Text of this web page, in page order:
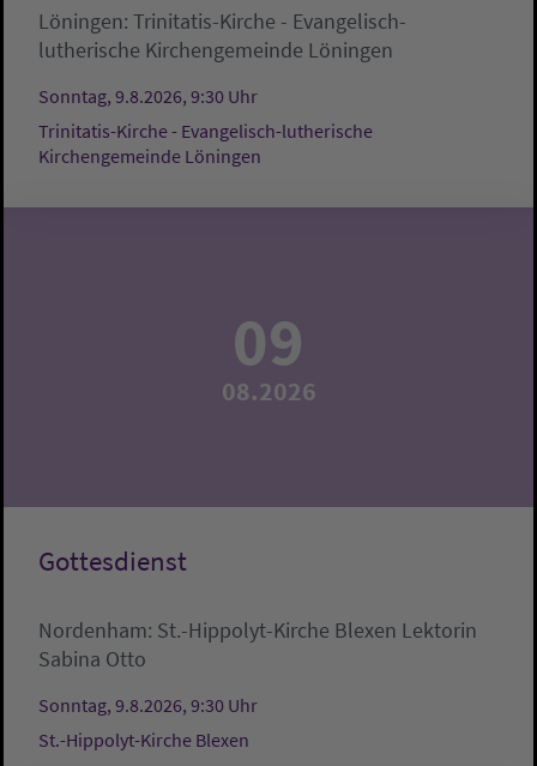
Löningen: Trinitatis-Kirche - Evangelisch-
lutherische Kirchengemeinde Löningen
Sonntag, 9.8.2026, 9:30 Uhr
Trinitatis-Kirche - Evangelisch-lutherische
Kirchengemeinde Löningen
09
08.2026
Gottesdienst
Nordenham: St.-Hippolyt-Kirche Blexen Lektorin
Sabina Otto
Sonntag, 9.8.2026, 9:30 Uhr
St.-Hippolyt-Kirche Blexen